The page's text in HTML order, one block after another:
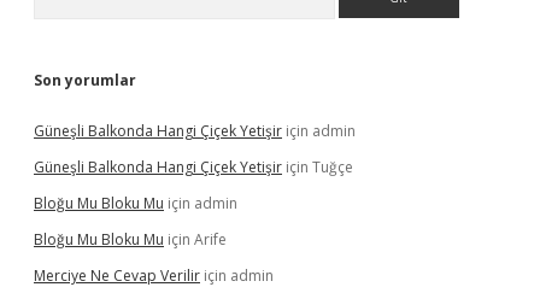
Son yorumlar
Güneşli Balkonda Hangi Çiçek Yetişir için admin
Güneşli Balkonda Hangi Çiçek Yetişir için Tuğçe
Bloğu Mu Bloku Mu için admin
Bloğu Mu Bloku Mu için Arife
Merciye Ne Cevap Verilir için admin